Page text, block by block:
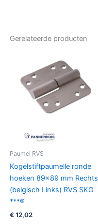
Gerelateerde producten
Paumel RVS
Kogelstiftpaumelle ronde
hoeken 89×89 mm Rechts
(belgisch Links) RVS SKG
***®
€ 12,02